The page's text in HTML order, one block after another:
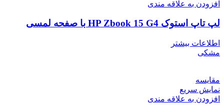
افزودن به علاقه مندی
لپ تاپ استوک HP Zbook 15 G4 با صفحه لمسی
اطلاعات بیشتر
مشکی
مقايسه
نمایش سریع
افزودن به علاقه مندی